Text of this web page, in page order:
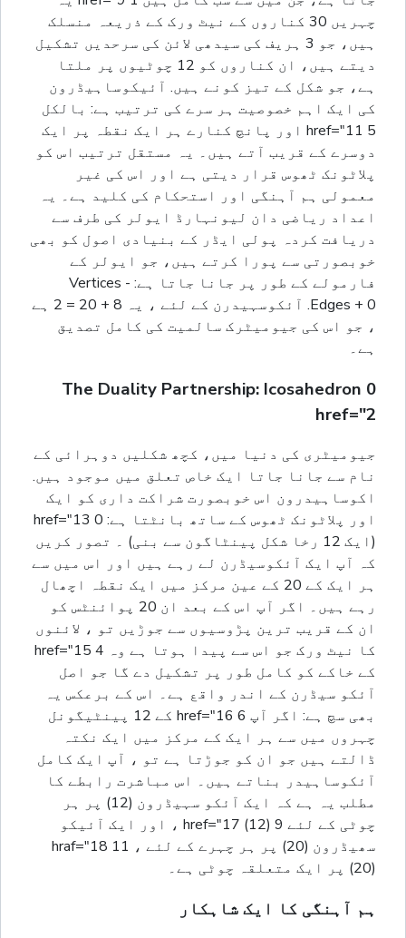
چہریں 30 کناروں کے نیٹ ورک کے ذریعہ منسلک
ہیں، جو 3 ہریف کی سیدھی لائن کی سرحدیں تشکیل
دیتے ہیں، ان کناروں کو 12 چوٹیوں پر ملتا
ہے، جو شکل کے تیز کونے ہیں. آئیکوساہیڈرون
کی ایک اہم خصوصیت ہر سرے کی ترتیب ہے: بالکل
5 href="11 اور پانچ کنارے ہر ایک نقطہ پر ایک
دوسرے کے قریب آتے ہیں۔ یہ مستقل ترتیب اس کو
پلاٹونک ٹھوس قرار دیتی ہے اور اس کی غیر
معمولی ہم آہنگی اور استحکام کی کلید ہے۔ یہ
اعداد ریاضی دان لیونہارڈ ایولر کی طرف سے
دریافت کردہ پولی ایڈر کے بنیادی اصول کو بھی
خوبصورتی سے پورا کرتے ہیں، جو ایولر کے
فارمولے کے طور پر جانا جاتا ہے: Vertices -
Edges + 0. آئکوسہیدرن کے لئے ، یہ 8 + 20 = 2 ہے
، جو اس کی جیومیٹرک سالمیت کی کامل تصدیق
ہے۔
The Duality Partnership: Icosahedron 0
href="2
جیومیٹری کی دنیا میں، کچھ شکلیں دوہرائی کے
نام سے جانا جاتا ایک خاص تعلق میں موجود ہیں.
اکوساہیدرون اس خوبصورت شراکت داری کو ایک
اور پلاٹونک ٹھوس کے ساتھ بانٹتا ہے: 0 href="13
(ایک 12 رخا شکل پینٹاگون سے بنی) ۔ تصور کریں
کہ آپ ایک آئکوسیڈرن لے رہے ہیں اور اس میں سے
ہر ایک کے 20 کے عین مرکز میں ایک نقطہ اچھال
رہے ہیں۔ اگر آپ اس کے بعد ان 20 پوائنٹس کو
ان کے قریب ترین پڑوسیوں سے جوڑیں تو ، لائنوں
کا نیٹ ورک جو اس سے پیدا ہوتا ہے وہ 4 href="15
کے خاکے کو کامل طور پر تشکیل دے گا جو اصل
آئکو سیڈرن کے اندر واقع ہے۔ اس کے برعکس یہ
بھی سچ ہے: اگر آپ 6 href="16 کے 12 پینٹیگونل
چہروں میں سے ہر ایک کے مرکز میں ایک نکتہ
ڈالتے ہیں جو ان کو جوڑتا ہے تو ، آپ ایک کامل
آئکوساہیدر بناتے ہیں۔ اس مباشرت رابطے کا
مطلب یہ ہے کہ ایک آئکو سہیڈرون (12) پر ہر
چوٹی کے لئے 9 href="17 (12) ، اور ایک آئیکو
سھیڈرون (20) پر ہر چہرے کے لئے ، 11 hraf="18
(20) پر ایک متعلقہ چوٹی ہے۔
ہم آہنگی کا ایک شاہکار